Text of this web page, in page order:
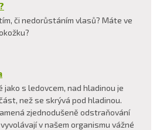
či nedorůstáním vlasů? Máte ve
jako s ledovcem, nad hladinou je
než se skrývá pod hladinou.
zjednodušeně odstraňování
v našem organismu vážné